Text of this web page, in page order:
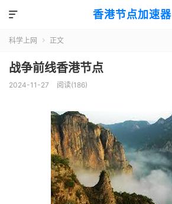
香港节点加速器

科学上网  正文
战争前线香港节点
2024-11-27 阅读(186)